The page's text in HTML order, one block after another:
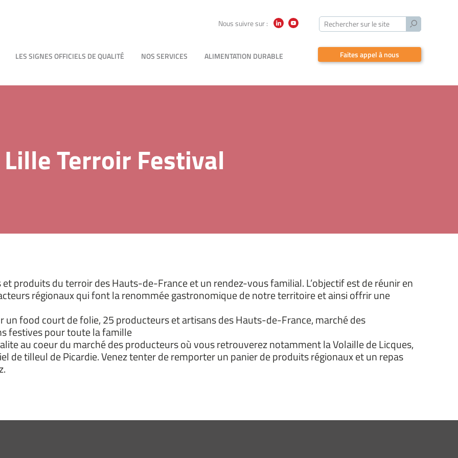
Nous suivre sur :
Rechercher sur le site
Lancer
recherche
LES SIGNES OFFICIELS DE QUALITÉ NOS SERVICES ALIMENTATION DURABLE Faites appel à nous
Lille Terroir Festival
produits du terroir des Hauts-de-France et un rendez-vous familial. L’objectif est de réunir en
régionaux qui font la renommée gastronomique de notre territoire et ainsi offrir une
un food court de folie, 25 producteurs et artisans des Hauts-de-France, marché des
festives pour toute la famille
au coeur du marché des producteurs où vous retrouverez notamment la Volaille de Licques,
de tilleul de Picardie. Venez tenter de remporter un panier de produits régionaux et un repas